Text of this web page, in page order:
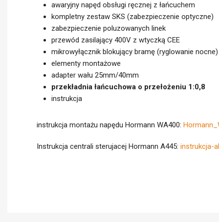
awaryjny napęd obsługi ręcznej z łańcuchem
kompletny zestaw SKS (zabezpieczenie optyczne)
zabezpieczenie poluzowanych linek
przewód zasilający 400V z wtyczką CEE
mikrowyłącznik blokujący bramę (ryglowanie nocne)
elementy montażowe
adapter wału 25mm/40mm
przekładnia łańcuchowa o przełożeniu 1:0,8
instrukcja
instrukcja montażu napędu Hormann WA400:
Instrukcja centrali sterujacej Hormann A445: instrukcja-